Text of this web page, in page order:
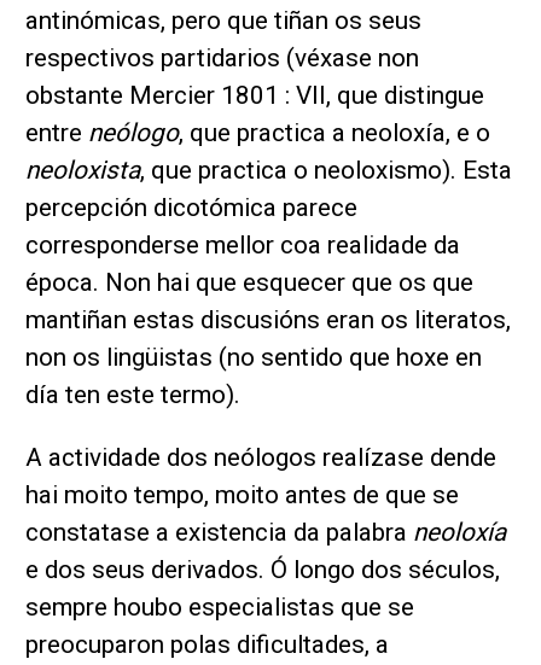
antinómicas, pero que tiñan os seus
respectivos partidarios (véxase non
obstante Mercier 1801 : VII, que distingue
entre neólogo, que practica a neoloxía, e o
neoloxista, que practica o neoloxismo). Esta
percepción dicotómica parece
corresponderse mellor coa realidade da
época. Non hai que esquecer que os que
mantiñan estas discusións eran os literatos,
non os lingüistas (no sentido que hoxe en
día ten este termo).
A actividade dos neólogos realízase dende
hai moito tempo, moito antes de que se
constatase a existencia da palabra neoloxía
e dos seus derivados. Ó longo dos séculos,
sempre houbo especialistas que se
preocuparon polas dificultades, a